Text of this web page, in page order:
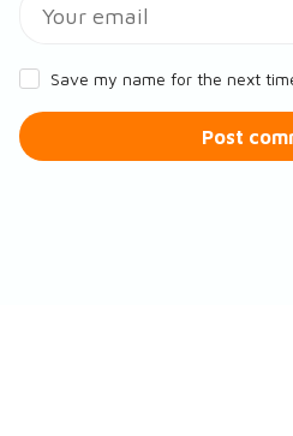
Save my name for the next
Post